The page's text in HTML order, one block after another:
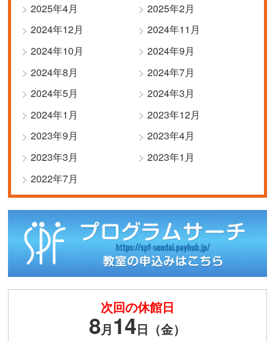
2025年4月
2025年2月
2024年12月
2024年11月
2024年10月
2024年9月
2024年8月
2024年7月
2024年5月
2024年3月
2024年1月
2023年12月
2023年9月
2023年4月
2023年3月
2023年1月
2022年7月
次回の休館日
8月14日（金）